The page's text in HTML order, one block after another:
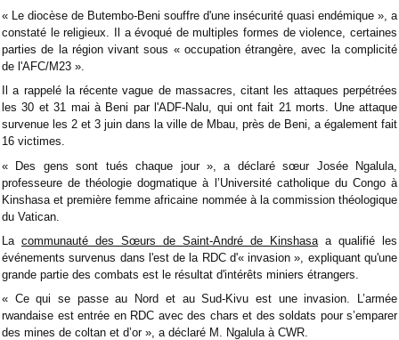
« Le diocèse de Butembo-Beni souffre d'une insécurité quasi endémique », a
constaté le religieux. Il a évoqué de multiples formes de violence, certaines
parties de la région vivant sous « occupation étrangère, avec la complicité
de l'AFC/M23 ».
Il a rappelé la récente vague de massacres, citant les attaques perpétrées
les 30 et 31 mai à Beni par l'ADF-Nalu, qui ont fait 21 morts. Une attaque
survenue les 2 et 3 juin dans la ville de Mbau, près de Beni, a également fait
16 victimes.
« Des gens sont tués chaque jour », a déclaré sœur Josée Ngalula,
professeure de théologie dogmatique à l’Université catholique du Congo à
Kinshasa et première femme africaine nommée à la commission théologique
du Vatican.
La communauté des Sœurs de Saint-André de Kinshasa a qualifié les
événements survenus dans l'est de la RDC d'« invasion », expliquant qu'une
grande partie des combats est le résultat d'intérêts miniers étrangers.
« Ce qui se passe au Nord et au Sud-Kivu est une invasion. L’armée
rwandaise est entrée en RDC avec des chars et des soldats pour s’emparer
des mines de coltan et d’or », a déclaré M. Ngalula à CWR.